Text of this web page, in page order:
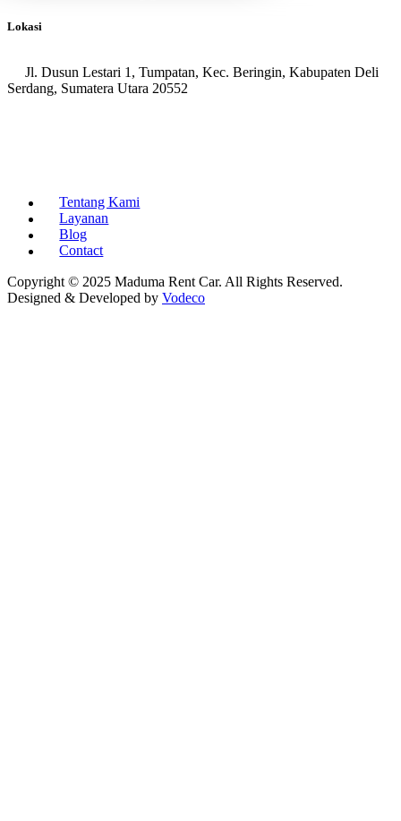
Lokasi
Jl. Dusun Lestari 1, Tumpatan, Kec. Beringin, Kabupaten Deli
Serdang, Sumatera Utara 20552
Tentang Kami
Layanan
Blog
Contact
Copyright © 2025 Maduma Rent Car. All Rights Reserved.
Designed & Developed by Vodeco